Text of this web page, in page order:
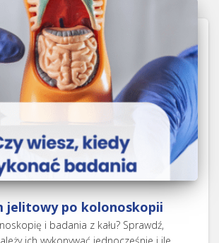
jelitowy po kolonoskopii
i badania z kału? Sprawdź,